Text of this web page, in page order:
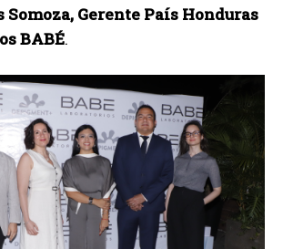
Somoza, Gerente País Honduras
BABÉ.